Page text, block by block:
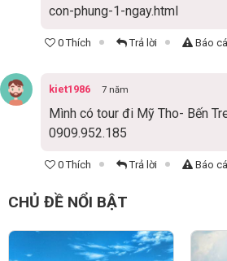
con-phung-1-ngay.html
0 Thích Trả lời Báo
kiet1986 7 năm
Mình có tour đi Mỹ Tho- Bến
0909.952.185
0 Thích Trả lời Báo
CHỦ ĐỀ NỔI BẬT